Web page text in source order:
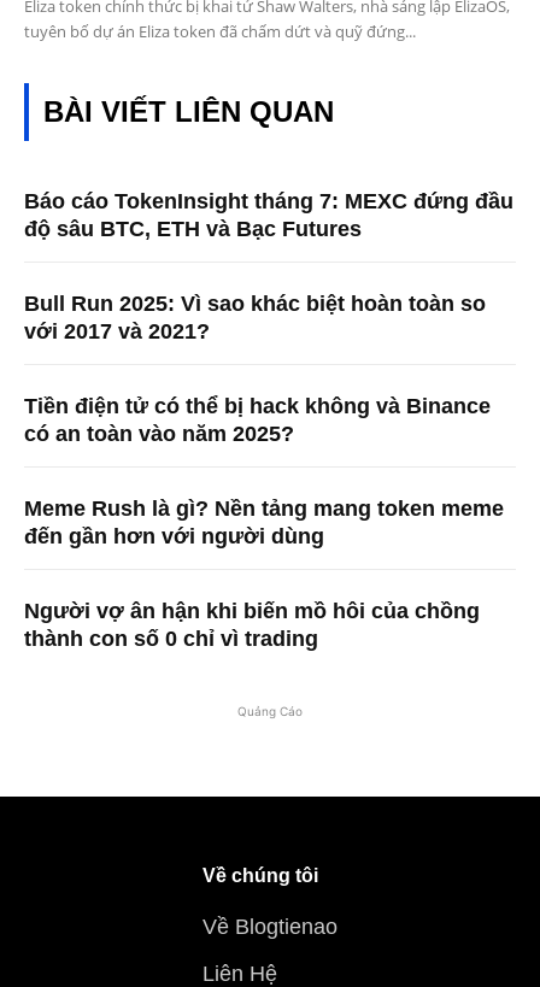
Eliza token chính thức bị khai tử Shaw Walters, nhà sáng lập ElizaOS,
tuyên bố dự án Eliza token đã chấm dứt và quỹ đứng...
BÀI VIẾT LIÊN QUAN
Báo cáo TokenInsight tháng 7: MEXC đứng đầu
độ sâu BTC, ETH và Bạc Futures
Bull Run 2025: Vì sao khác biệt hoàn toàn so
với 2017 và 2021?
Tiền điện tử có thể bị hack không và Binance
có an toàn vào năm 2025?
Meme Rush là gì? Nền tảng mang token meme
đến gần hơn với người dùng
Người vợ ân hận khi biến mồ hôi của chồng
thành con số 0 chỉ vì trading
Quảng Cáo
Về chúng tôi
Về Blogtienao
Liên Hệ